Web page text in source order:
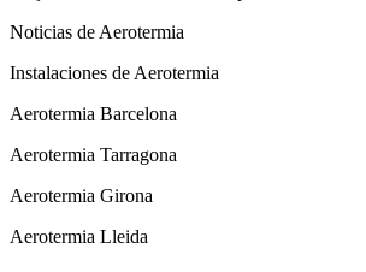
Noticias de Aerotermia
Instalaciones de Aerotermia
Aerotermia Barcelona
Aerotermia Tarragona
Aerotermia Girona
Aerotermia Lleida